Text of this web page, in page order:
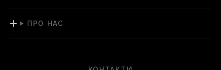
ПРО НАС